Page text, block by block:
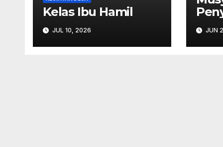
Kelas Ibu Hamil
JUL 10, 2026 JUN